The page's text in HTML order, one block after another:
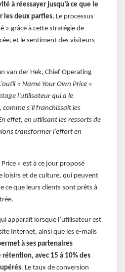
à réessayer jusqu’à ce que le
les deux parties. Le processus
» grâce à cette stratégie de
et le sentiment des visiteurs
van der Hek, Chief Operating
« Name Your Own Price »
l’utilisateur qui a le
s’il franchissait les
effet, en utilisant les ressorts de
transformer l’effort en
Price » est à ce jour proposé
loisirs et de culture, qui peuvent
ce que leurs clients sont prêts à
apparaît lorsque l’utilisateur est
Internet, ainsi que les e-mails
à ses partenaires
avec 15 à 10% des
. Le taux de conversion